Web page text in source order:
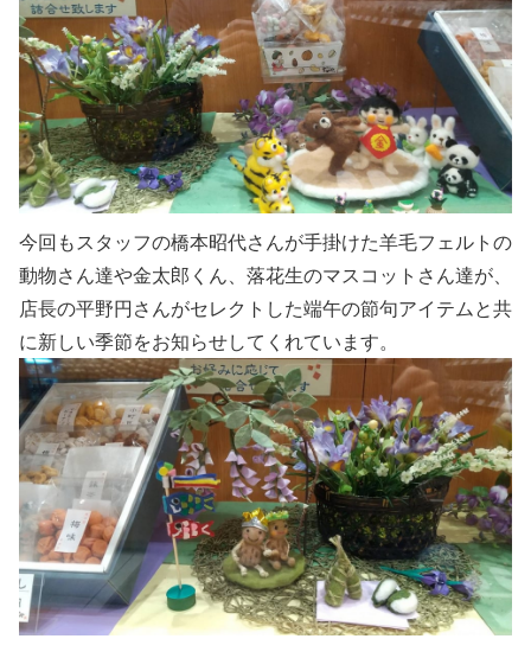
今回もスタッフの橋本昭代さんが手掛けた羊毛フェルトの
動物さん達や金太郎くん、落花生のマスコットさん達が、
店長の平野円さんがセレクトした端午の節句アイテムと共
に新しい季節をお知らせしてくれています。